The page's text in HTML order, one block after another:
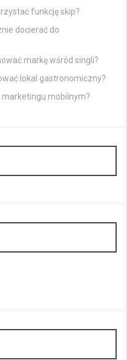
funkcję skip?
docierać do
markę wśród singli?
lokal gastronomiczny?
mobilnym?